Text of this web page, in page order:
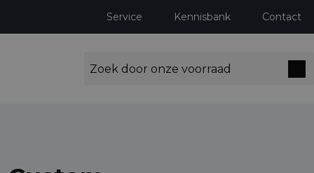
Service Kennisbank Contact